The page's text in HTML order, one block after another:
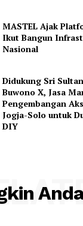
MASTEL Ajak
Ikut Bangun
Nasional
Didukung Sri
Buwono X, Jasa
Pengembangan
Jogja-Solo untuk
DIY